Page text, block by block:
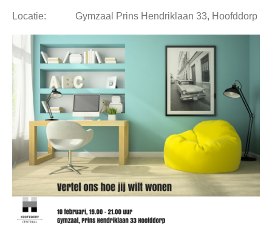
Locatie: Gymzaal Prins Hendriklaan 33, Hoofddorp